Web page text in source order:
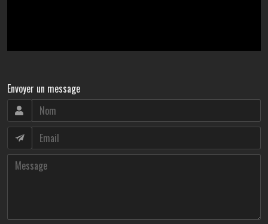
Envoyer un message